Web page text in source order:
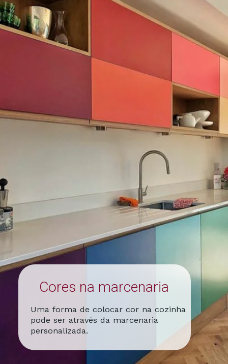
Cores na marcenaria
Uma forma de colocar cor na cozinha
pode ser através da marcenaria
personalizada.